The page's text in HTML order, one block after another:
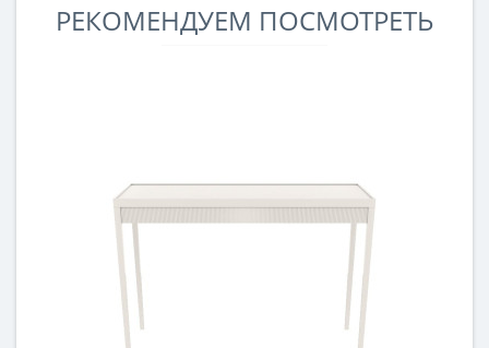
РЕКОМЕНДУЕМ ПОСМОТРЕТЬ